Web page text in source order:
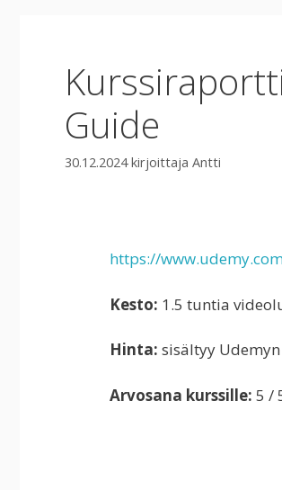
Guide
30.12.2024 kirjoittaja Antti
https://
Kesto: 1.5 tuntia
Hinta: sisältyy
Arvosana kurssille: 5 /